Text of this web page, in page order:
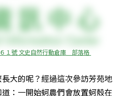
１號 文史自然行動倉庫　部落格
大的呢？經過這次參訪芳苑地
：一開始蚵農們會放置蚵殼在